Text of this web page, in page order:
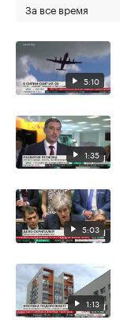
За все время
5:10
1:35
5:03
1:13